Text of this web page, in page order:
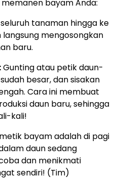
bayam Anda:
tanaman hingga ke
langsung mengosongkan
baru.
Gunting atau petik daun-
besar, dan sisakan
Cara ini membuat
daun baru, sehingga
kali!
bayam adalah di pagi
daun sedang
dan menikmati
sendiri! (Tim)